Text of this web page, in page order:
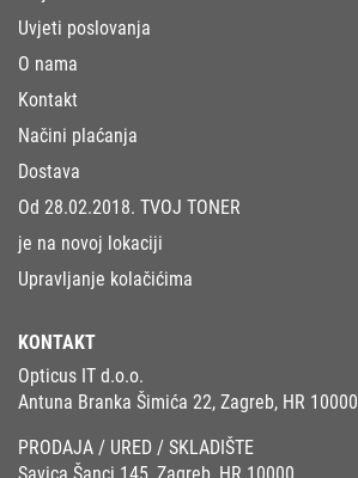
Uvjeti poslovanja
O nama
Kontakt
Načini plaćanja
Dostava
Od 28.02.2018. TVOJ TONER
je na novoj lokaciji
Upravljanje kolačićima
KONTAKT
Opticus IT d.o.o.
Antuna Branka Šimića 22, Zagreb, HR 10000
PRODAJA / URED / SKLADIŠTE